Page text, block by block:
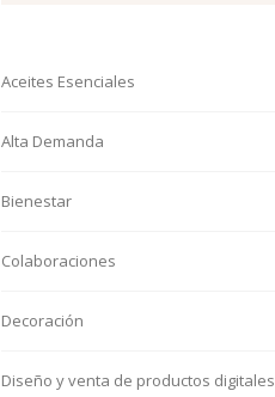
Aceites Esenciales
Alta Demanda
Bienestar
Colaboraciones
Decoración
Diseño y venta de productos digitales